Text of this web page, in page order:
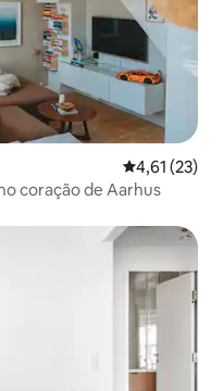
4,61 de uma
4,61 (23)
coração de Aarhus